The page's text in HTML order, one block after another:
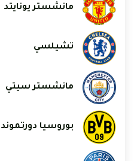
مانشستر يونايتد
تشيلسي
مانشستر سيتي
بوروسيا دورتموند